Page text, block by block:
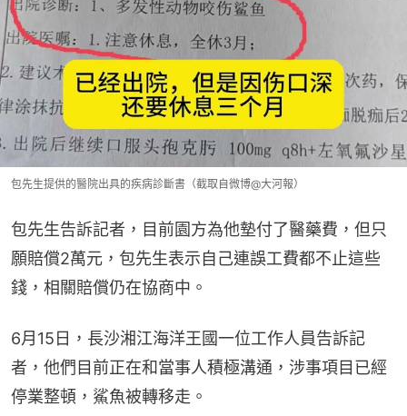
包先生提供的醫院出具的疾病診斷書（截取自微博@大河報）
包先生告訴記者，目前園方為他墊付了醫藥費，但只
願賠償2萬元，包先生表示自己連誤工費都不止這些
錢，相關賠償仍在協商中。
6月15日，長沙湘江海洋王國一位工作人員告訴記
者，他們目前正在和當事人積極溝通，涉事項目已經
停業整頓，鯊魚被轉移走。